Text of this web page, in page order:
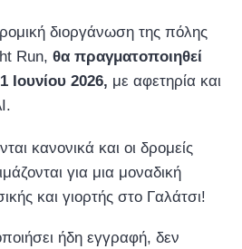
διοργάνωση της πόλης
Run, θα πραγματοποιηθεί
Ιουνίου 2026, με αφετηρία και
κανονικά και οι δρομείς
για μια μοναδική
και γιορτής στο Γαλάτσι!
ήδη εγγραφή, δεν